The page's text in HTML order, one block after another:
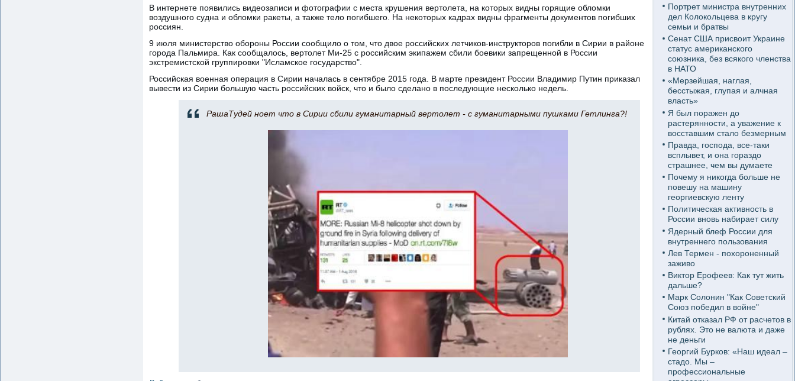
В интернете появились видеозаписи и фотографии с места крушения вертолета, на которых видны горящие обломки
воздушного судна и обломки ракеты, а также тело погибшего. На некоторых кадрах видны фрагменты документов погибших
россиян.
9 июля министерство обороны России сообщило о том, что двое российских летчиков-инструкторов погибли в Сирии в районе
города Пальмира. Как сообщалось, вертолет Ми-25 с российским экипажем сбили боевики запрещенной в России
экстремистской группировки "Исламское государство".
Российская военная операция в Сирии началась в сентябре 2015 года. В марте президент России Владимир Путин приказал
вывести из Сирии большую часть российских войск, что и было сделано в последующие несколько недель.
РашаТудей ноет что в Сирии сбили гуманитарный вертолет - с гуманитарными пушками Гетлинга?!
Портрет министра внутренних
дел Колокольцева в кругу
семьи и братвы
Сенат США присвоит Украине
статус американского
союзника, без всякого членства
в НАТО
«Мерзейшая, наглая,
бесстыжая, глупая и алчная
власть»
Я был поражен до
растерянности, а уважение к
восставшим стало безмерным
Правда, господа, все-таки
всплывет, и она гораздо
страшнее, чем вы думаете
Почему я никогда больше не
повешу на машину
георгиевскую ленту
Политическая активность в
России вновь набирает силу
Ядерный блеф России для
внутреннего пользования
Лев Термен - похороненный
заживо
Виктор Ерофеев: Как тут жить
дальше?
Марк Солонин "Как Советский
Союз победил в войне"
Китай отказал РФ от расчетов в
рублях. Это не валюта и даже
не деньги
Георгий Бурков: «Наш идеал –
стадо. Мы –
профессиональные